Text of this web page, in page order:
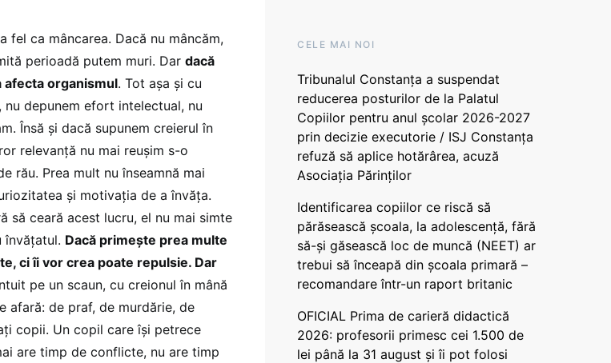
fel ca mâncarea. Dacă nu mâncăm,
perioadă putem muri. Dar dacă
afecta organismul. Tot aşa şi cu
nu depunem efort intelectual, nu
Însă şi dacă supunem creierul în
relevanţă nu mai reuşim s-o
rău. Prea mult nu înseamnă mai
şi motivaţia de a învăţa.
să ceară acest lucru, el nu mai simte
învăţatul. Dacă primeşte prea multe
ci îi vor crea poate repulsie. Dar
pe un scaun, cu creionul în mână
afară: de praf, de murdărie, de
copii. Un copil care îşi petrece
are timp de conflicte, nu are timp
CELE MAI NOI
Tribunalul Constanța a suspendat
reducerea posturilor de la Palatul
Copiilor pentru anul școlar 2026-2027
prin decizie executorie / ISJ Constanța
refuză să aplice hotărârea, acuză
Asociația Părinților
Identificarea copiilor ce riscă să
părăsească școala, la adolescență, fără
să-și găsească loc de muncă (NEET) ar
trebui să înceapă din școala primară –
recomandare într-un raport britanic
OFICIAL Prima de carieră didactică
2026: profesorii primesc cei 1.500 de
lei până la 31 august și îi pot folosi